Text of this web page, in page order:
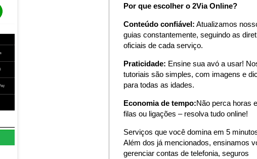
Por que escolher o 2Via Online?
Conteúdo confiável: Atualizamos
guias constantemente, seguindo as
oficiais de cada serviço.
Praticidade: Ensine sua avó a usar!
tutoriais são simples, com imagens e
para todas as idades.
Economia de tempo:Não perca horas
filas ou ligações – resolva tudo online!
Serviços que você domina em 5
Além dos já mencionados, ensinamos
gerenciar contas de telefonia, seguros